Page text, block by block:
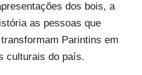
dos bois, a
as pessoas que
Parintins em
culturais do país.